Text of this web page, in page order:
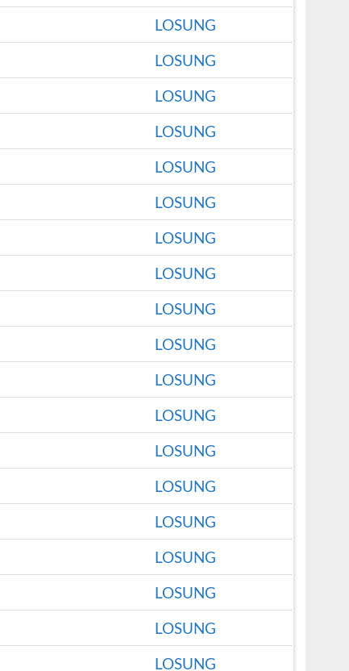
LOSUNG
LOSUNG
LOSUNG
LOSUNG
LOSUNG
LOSUNG
LOSUNG
LOSUNG
LOSUNG
LOSUNG
LOSUNG
LOSUNG
LOSUNG
LOSUNG
LOSUNG
LOSUNG
LOSUNG
LOSUNG
LOSUNG